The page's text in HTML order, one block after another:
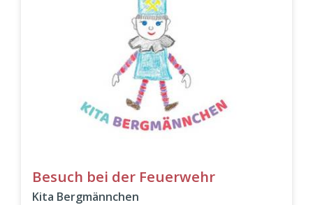
Besuch bei der Feuerwehr
Kita Bergmännchen